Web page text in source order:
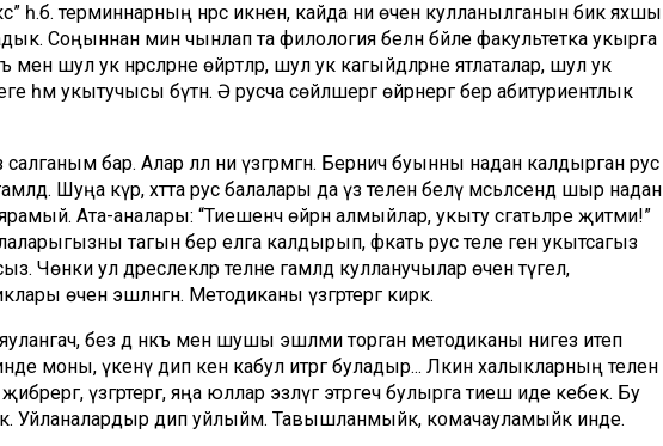
һ.б. терминнарның нәр­сә икә­нен, кайда ни өчен кулланылганын бик яхшы
Соңыннан мин чынлап та филология белән бәйле факультетка укырга
шул ук нәр­сәләрне өйрәтәләр, шул ук кагыйдәләрне ятлаталар, шул ук
һәм укытучысы бүтән. Ә русча сөйлә­шергә өйрәнергә бер абитуриентлык
салганым бар. Алар әллә ни үзгәрмәгән. Бер­ничә буынны надан калдырган рус
Шуңа күрә, хәтта рус балалары да үз телен белү мәсьәләсендә шыр надан
Ата-аналары: “Тиешенчә өйрәнә алмыйлар, укыту сәгать­ләре җитми!”
тагын бер елга калдырып, фәкать рус теле генә укытсагыз
Чөнки ул дәреслекләр телне гамәлдә кулланучылар өчен түгел, ә
өчен эшләнгән. Методиканы үзгәртергә кирәк.
без дә нәкъ менә шушы эшләми торган методиканы нигез итеп
моны, үкенү дип кенә кабул итәргә буладыр... Ләкин халыкларның телен
үзгәртергә, яңа юллар эзләүгә этәргеч булырга тиеш иде кебек. Бу
юк. Уйланалардыр дип уйлыйм. Тавышланмыйк, комачауламыйк инде.